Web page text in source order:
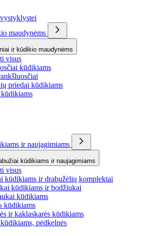
maudynėms
ir kūdikio maudynėms
visus
kūdikiams
priedai kūdikiams
ir naujagimiams
kūdikiams ir naujagimiams
visus
kūdikiams ir drabužėlių komplektai
kūdikiams ir bodžiukai
kūdikiams
kūdikiams
ir kaklaskarės kūdikiams
pėdkelnės